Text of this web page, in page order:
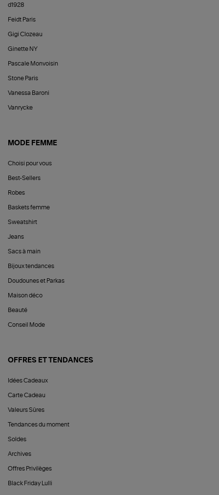
d1928
Feidt Paris
Gigi Clozeau
Ginette NY
Pascale Monvoisin
Stone Paris
Vanessa Baroni
Vanrycke
MODE FEMME
Choisi pour vous
Best-Sellers
Robes
Baskets femme
Sweatshirt
Jeans
Sacs à main
Bijoux tendances
Doudounes et Parkas
Maison déco
Beauté
Conseil Mode
OFFRES ET TENDANCES
Idées Cadeaux
Carte Cadeau
Valeurs Sûres
Tendances du moment
Soldes
Archives
Offres Privilèges
Black Friday Lulli